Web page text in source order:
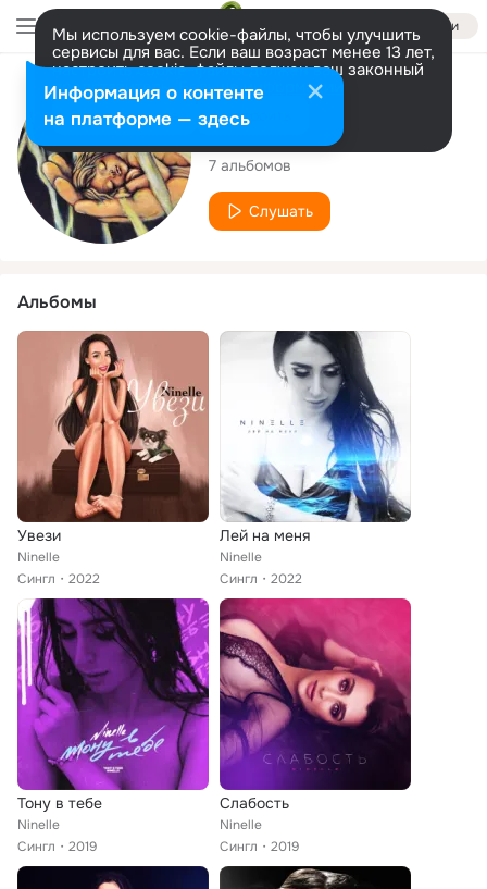
Войти
Мы используем cookie-файлы, чтобы улучшить
сервисы для вас. Если ваш возраст менее 13 лет,
настроить cookie-файлы должен ваш законный
представитель. Больше информации
Разрешить все Настроить
Исполнитель
Ninelle
7 альбомов
Слушать
Альбомы
Увези
Ninelle
Сингл
2022
Лей на меня
Ninelle
Сингл
2022
Тону в тебе
Ninelle
Сингл
2019
Слабость
Ninelle
Сингл
2019
Информация о контенте
на платформе — здесь